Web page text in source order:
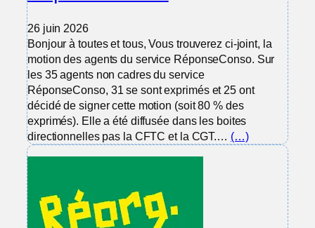
26 juin 2026
Bonjour à toutes et tous, Vous trouverez ci-joint, la
motion des agents du service RéponseConso. Sur
les 35 agents non cadres du service
RéponseConso, 31 se sont exprimés et 25 ont
décidé de signer cette motion (soit 80 % des
exprimés). Elle a été diffusée dans les boites
directionnelles pas la CFTC et la CGT.… (…)